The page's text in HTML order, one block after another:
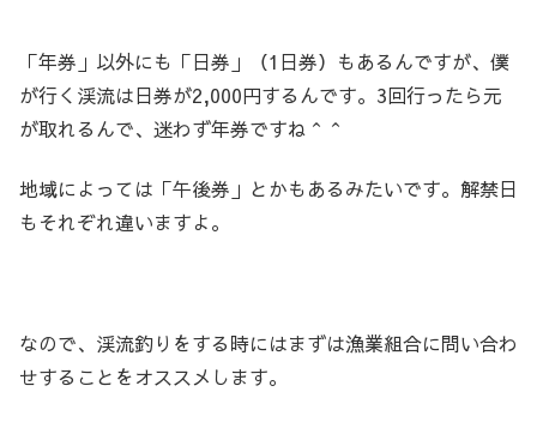
「年券」以外にも「日券」（1日券）もあるんですが、僕
が行く渓流は日券が2,000円するんです。3回行ったら元
が取れるんで、迷わず年券ですね＾＾
地域によっては「午後券」とかもあるみたいです。解禁日
もそれぞれ違いますよ。
なので、渓流釣りをする時にはまずは漁業組合に問い合わ
せすることをオススメします。